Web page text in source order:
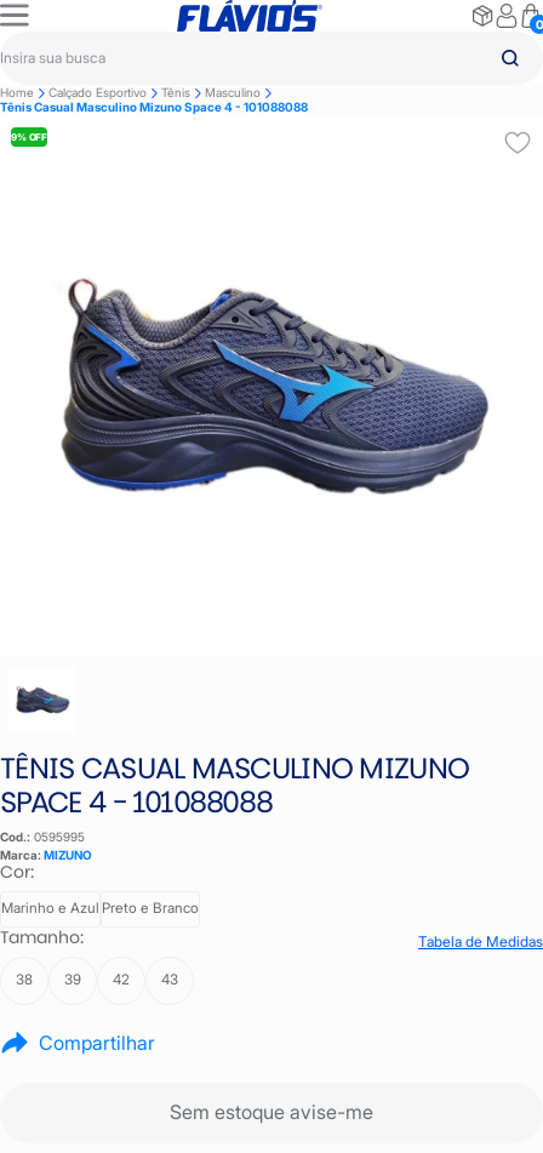
0
Home Calçado Esportivo Tênis
Masculino
Tênis Casual Masculino Mizuno Space 4 - 101088088
9% OFF
TÊNIS CASUAL MASCULINO MIZUNO
SPACE 4 - 101088088
Cod.: 0595995
Marca: MIZUNO
Cor:
Marinho e Azul Preto e Branco
Tamanho: Tabela de Medidas
38 39 42 43
Compartilhar
Sem estoque avise-me